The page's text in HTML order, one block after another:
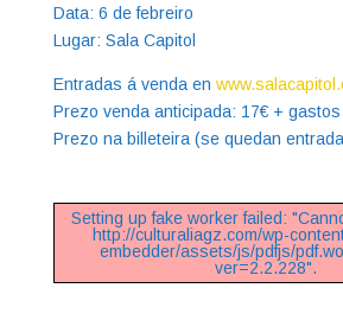
Data: 6 de febreiro
Lugar: Sala Capitol
Entradas á venda en
Prezo venda anticipada: 17€ +
Prezo na billeteira (se quedan
Setting up fake worker failed:
http://culturaliagz.com/wp-
embedder/assets/js/pdfjs/
ver=2.2.228".